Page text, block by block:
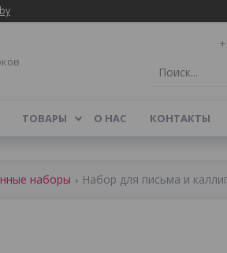
ТОВАРЫ О НАС КОНТАКТЫ
наборы Набор для письма и